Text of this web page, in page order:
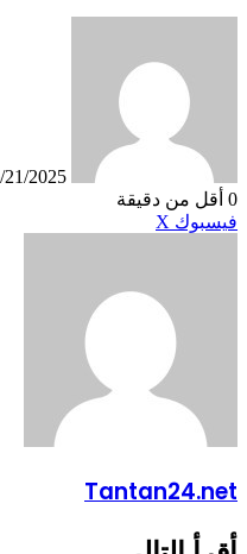
21/2025
0 أقل من دقيقة
فيسبوك X
Tantan24.net